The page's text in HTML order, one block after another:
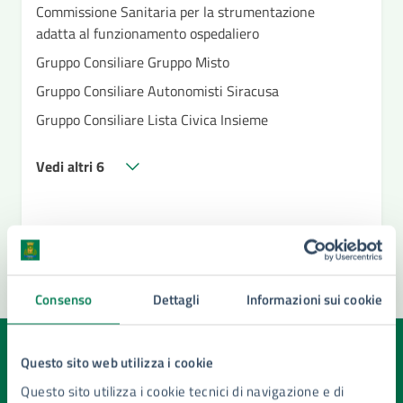
Consenso Dettagli Informazioni sui cookie
Questo sito web utilizza i cookie
Questo sito utilizza i cookie tecnici di navigazione e di
Commissione Sanitaria per la strumentazione
adatta al funzionamento ospedaliero
Gruppo Consiliare Gruppo Misto
Gruppo Consiliare Autonomisti Siracusa
Gruppo Consiliare Lista Civica Insieme
Vedi altri 6
Quanto sono chiare le informazioni su questa
pagina?